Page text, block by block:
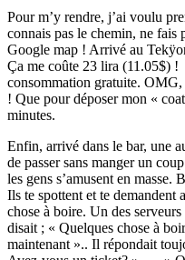
Pour m’y rendre, j’ai voulu
connais pas le chemin, ne
Google map ! Arrivé au
Ça me coûte 23 lira (11.05$)
consommation gratuite.
! Que pour déposer mon «
minutes.
Enfin, arrivé dans le bar, une
de passer sans manger un
les gens s’amusent en masse.
Ils te spottent et te demandent
chose à boire. Un des
disait ; « Quelques chose à
maintenant ».. Il répondait